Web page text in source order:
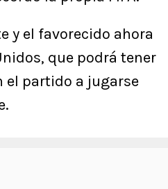
y el favorecido ahora
que podrá tener
el partido a jugarse